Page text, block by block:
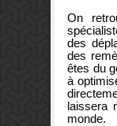
On
des
des
êtes du
à
laissera
monde.